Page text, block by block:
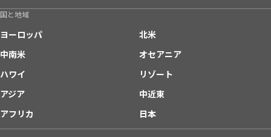
国と地域
ヨーロッパ
北米
中南米
オセアニア
ハワイ
リゾート
アジア
中近東
アフリカ
日本